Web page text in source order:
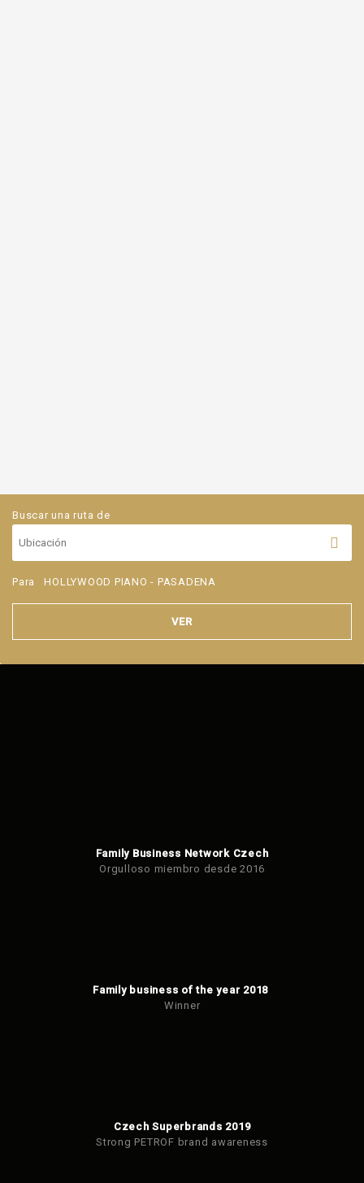
Buscar una ruta de
Para HOLLYWOOD PIANO - PASADENA
VER
Family Business Network Czech
Orgulloso miembro desde 2016
Family business of the year 2018
Winner
Czech Superbrands 2019
Strong PETROF brand awareness